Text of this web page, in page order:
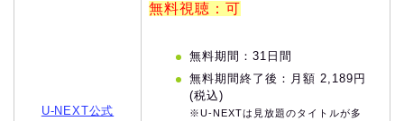
U-NEXT公式
無料視聴：可
無料期間：31日間
無料期間終了後：月額 2,189円
(税込)
※U-NEXTは見放題のタイトルが多